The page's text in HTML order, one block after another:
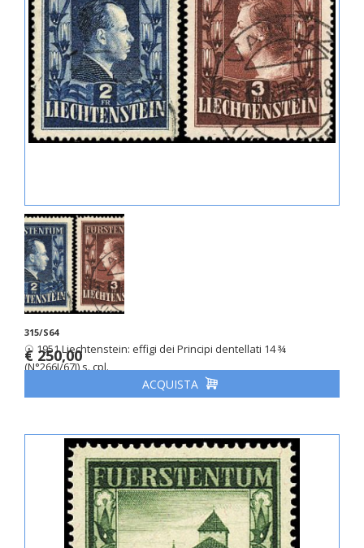
315/S64
☉ 1951 Liechtenstein: effigi dei Principi dentellati 14 ¾
(N°266I/67I) s. cpl.
€ 250,00
ACQUISTA